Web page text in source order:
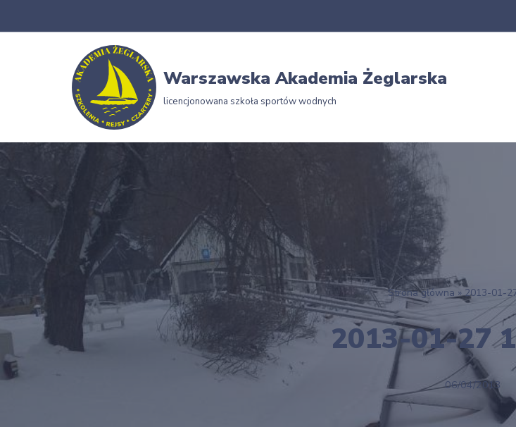
Warszawska Akademia Żeglarska
licencjonowana szkoła sportów wodnych
Strona główna »2013-01-
2013-01-27
06/04/2013